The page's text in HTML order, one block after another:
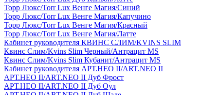
Торр Люкс/Torr Lux Венге Магия/Синий
Торр Люкс/Torr Lux Венге Магия/Капучино
Торр Люкс/Torr Lux Венге Магия/Красный
Торр Люкс/Torr Lux Венге Магия/Латте
Кабинет руководителя КВИНС СЛИМ/KVINS SLIM
Квинс Слим/Kvins Slim Черный/Антрацит MS
Квинс Слим/Kvins Slim Кубанит/Антрацит MS
Кабинет руководителя АРТ.НЕО II/ART.NEO II
АРТ.НЕО II/ART.NEO II Дуб Фрост
АРТ.НЕО II/ART.NEO II Дуб Оул